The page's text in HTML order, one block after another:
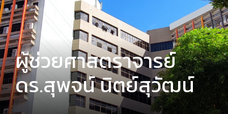
ผู้ช่วยศาสตราจารย์
ดร.สุพจน์ นิตย์สุวัฒน์